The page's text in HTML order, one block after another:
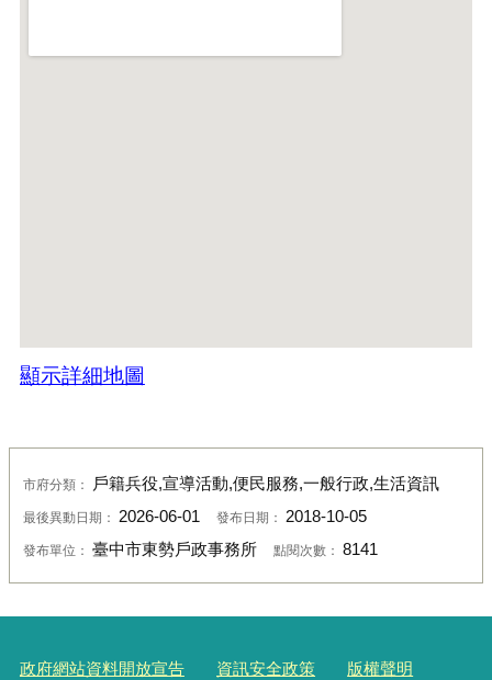
顯示詳細地圖
市府分類： 戶籍兵役,宣導活動,便民服務,一般行政,生活資訊
最後異動日期： 2026-06-01 發布日期： 2018-10-05
發布單位： 臺中市東勢戶政事務所 點閱次數： 8141
政府網站資料開放宣告 資訊安全政策 版權聲明